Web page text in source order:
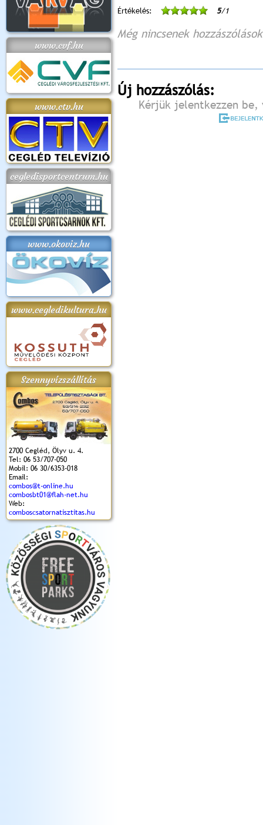
www.cvf.hu
www.ctv.hu
cegledisportcentrum.hu
www.okoviz.hu
www.cegledikultura.hu
Szennyvízszállítás
2700 Cegléd, Ölyv u. 4.
Tel: 06 53/707-050
Mobil: 06 30/6353-018
Email:
combos@t-online.hu
combosbt01@flah-net.hu
Web:
comboscsatornatisztitas.hu
Értékelés: 5/1
Még nincsenek hozzászólások
Új hozzászólás:
Kérjük jelentkezzen be,
2018.
Kossuth Toborzó
Ünnepély
Szent István Ünnepe
(2017. 08. 20.)